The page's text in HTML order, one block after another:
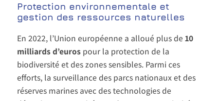
Protection environnementale et
gestion des ressources naturelles
En 2022, l’Union européenne a alloué plus de 10
milliards d’eurospour la protection de la
biodiversité et des zones sensibles. Parmi ces
efforts, la surveillance des parcs nationaux et des
réserves marines avec des technologies de